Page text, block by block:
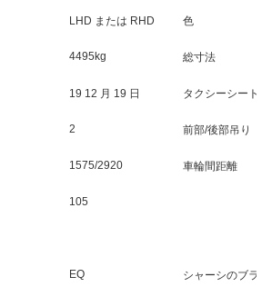
LHD または RHD 色
4495kg 総寸法
19 12 月 19 日 タクシーシート
2 前部/後部吊り
1575/2920 車輪間距離
105
EQ シャーシのブラ